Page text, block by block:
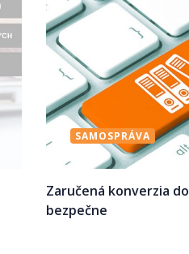
SAMOSPRÁVA
Zaručená konverzia
bezpečne